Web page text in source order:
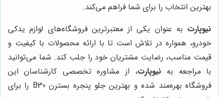
بهترین انتخاب را برای شما فراهم می‌کند.
نیوپارت به عنوان یکی از معتبرترین فروشگاه‌های لوازم یدکی
خودرو، همواره در تلاش است تا با ارائه محصولات با کیفیت و
قیمت مناسب، رضایت مشتریان خود را جلب کند. شما می‌توانید
با مراجعه به نیوپارت، از مشاوره تخصصی کارشناسان این
فروشگاه بهره‌مند شده و بهترین جلو پنجره بسترن B30 را برای